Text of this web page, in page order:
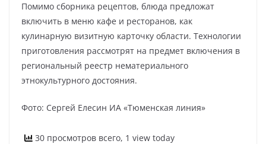
Помимо сборника рецептов, блюда предложат
включить в меню кафе и ресторанов, как
кулинарную визитную карточку области. Технологии
приготовления рассмотрят на предмет включения в
региональный реестр нематериального
этнокультурного достояния.
Фото: Сергей Елесин ИА «Тюменская линия»
30 просмотров всего, 1 view today